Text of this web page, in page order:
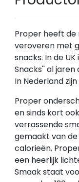
Proper heeft
veroveren met
snacks. In de
Snacks'' al
In Nederland
Proper
en sinds kort
verrassende
gemaakt van
calorieën.
een heerlijk
Smaak staat